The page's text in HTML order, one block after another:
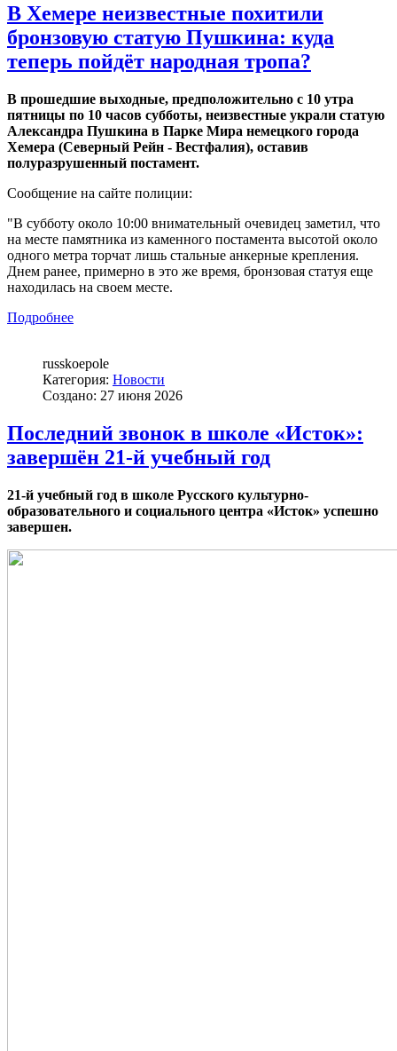
В Хемере неизвестные похитили
бронзовую статую Пушкина: куда
теперь пойдёт народная тропа?
В прошедшие выходные, предположительно с 10 утра
пятницы по 10 часов субботы, неизвестные украли статую
Александра Пушкина в Парке Мира немецкого города
Хемера (Северный Рейн - Вестфалия), оставив
полуразрушенный постамент.
Сообщение на сайте полиции:
"В субботу около 10:00 внимательный очевидец заметил, что
на месте памятника из каменного постамента высотой около
одного метра торчат лишь стальные анкерные крепления.
Днем ранее, примерно в это же время, бронзовая статуя еще
находилась на своем месте.
Подробнее
russkoepole
Категория: Новости
Создано: 27 июня 2026
Последний звонок в школе «Исток»:
завершён 21-й учебный год
21-й учебный год в школе Русского культурно-
образовательного и социального центра «Исток» успешно
завершен.